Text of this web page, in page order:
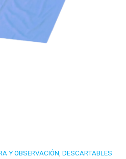
Y OBSERVACIÓN DESCARTABLES